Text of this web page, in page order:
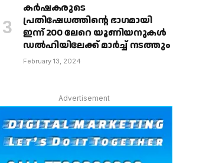
കർഷകരുടെ
പ്രതിഷേധത്തിൻ്റെ ഭാഗമായി
ഇന്ന് 200 ലേറെ യൂണിയനുകൾ
ഡൽഹിയിലേക്ക് മാർച്ച് നടത്തും
February 13, 2024
Advertisement